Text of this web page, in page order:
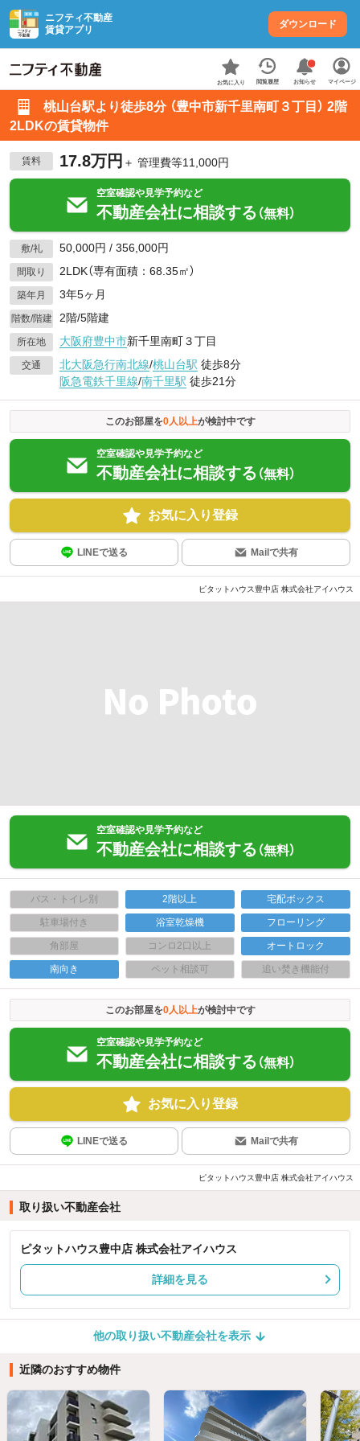
ニフティ不動産
賃貸アプリ
ダウンロード
お気に入り 閲覧履歴 お知らせ マイページ
桃山台駅より徒歩8分 （豊中市新千里南町３丁目） 2階
2LDKの賃貸物件
賃料 17.8万円 ＋ 管理費等11,000円
空室確認や見学予約など
不動産会社に相談する （無料）
敷/礼 50,000円 / 356,000円
間取り 2LDK（専有面積：68.35㎡）
築年月 3年5ヶ月
階数/階建 2階/5階建
所在地 大阪府豊中市新千里南町３丁目
交通 北大阪急行南北線/桃山台駅 徒歩8分
阪急電鉄千里線/南千里駅 徒歩21分
このお部屋を0人以上が検討中です
空室確認や見学予約など
不動産会社に相談する （無料）
お気に入り登録
LINEで送る Mailで共有
ピタットハウス豊中店 株式会社アイハウス
空室確認や見学予約など
不動産会社に相談する （無料）
バス・トイレ別 2階以上 宅配ボックス
駐車場付き 浴室乾燥機 フローリング
角部屋 コンロ2口以上 オートロック
南向き ペット相談可 追い焚き機能付
このお部屋を0人以上が検討中です
空室確認や見学予約など
不動産会社に相談する （無料）
お気に入り登録
LINEで送る Mailで共有
ピタットハウス豊中店 株式会社アイハウス
取り扱い不動産会社
ピタットハウス豊中店 株式会社アイハウス
詳細を見る
他の取り扱い不動産会社を表示
近隣のおすすめ物件